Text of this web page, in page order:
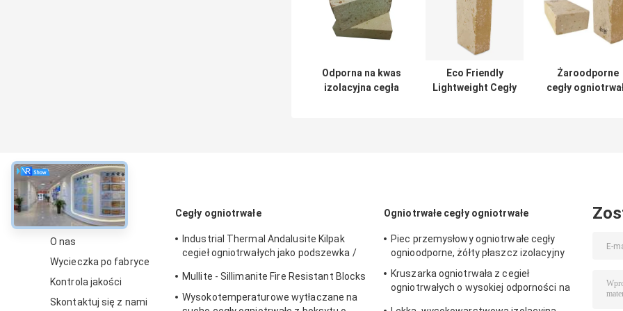
Odporna na kwas
izolacyjna cegła
Eco Friendly
Lightweight Cegły
Żaroodporne
cegły
O
O nas
Wycieczka po fabryce
Kontrola jakości
Skontaktuj się z nami
Cegły ogniotrwałe
Industrial Thermal Andalusite Kilpak
cegieł ogniotrwałych jako podszewka /
Mullite - Sillimanite Fire Resistant Blocks
Wysokotemperaturowe wytłaczane na
Ogniotrwałe cegły ogniotrwałe
Piec przemysłowy ogniotrwałe cegły
ognioodporne, żółty płaszcz izolacyjny
Kruszarka ogniotrwała z cegieł
ogniotrwałych o wysokiej odporności na